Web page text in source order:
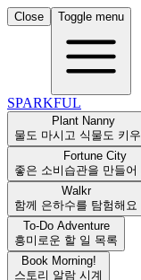
Close Toggle menu
SPARKFUL
Plant Nanny
물도 마시고 식물도 키
Fortune City
좋은 소비습관을 만들어
Walkr
함께 은하수를 탐험해요
To-Do Adventure
흥미로운 할 일 목록
Book Morning!
스토리 알람 시계